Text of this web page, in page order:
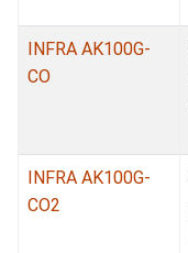
INFRA AK100G-
CO
INFRA AK100G-
CO2